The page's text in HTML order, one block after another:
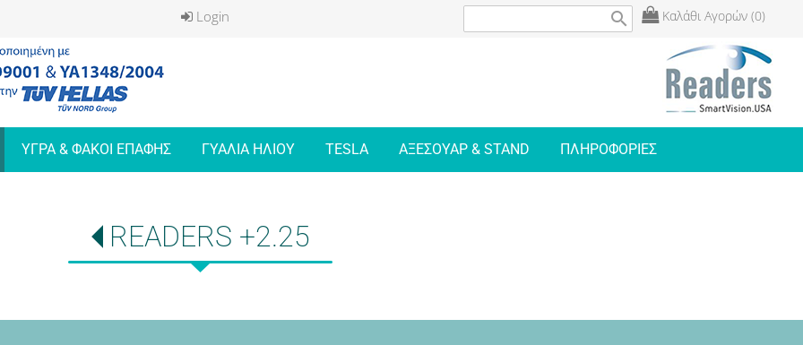
Login Καλάθι Αγορών (0)
search
ΥΓΡΑ & ΦΑΚΟΙ ΕΠΑΦΗΣ ΓΥΑΛΙΑ ΗΛΙΟΥ TESLA ΑΞΕΣΟΥΑΡ & STAND ΠΛΗΡΟΦΟΡΙΕΣ
READERS +2.25